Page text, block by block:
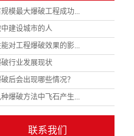
规模最大爆破工程成功...
建设城市的人
对工程爆破效果的影...
行业发展现状
后会出现哪些情况？
爆破方法中飞石产生...
联系我们